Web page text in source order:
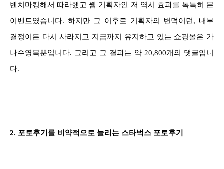
벤치마킹해서 따라했고 웹 기획자인 저 역시 효과를 톡톡히 본
이벤트였습니다. 하지만 그 이후로 기획자의 변덕이던, 내부
결정이든 다시 사라지고 지금까지 유지하고 있는 쇼핑몰은 가
나수영복뿐입니다. 그리고 그 결과는 약 20,800개의 댓글입니
다.
2. 포토후기를 비약적으로 늘리는 스타벅스 포토후기